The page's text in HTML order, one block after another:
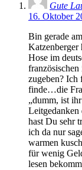
Gute
16. Oktober
Bin gerade
Katzenberger
Hose im
französischen
zugeben?
finde…die
„dumm, ist
Leitgedanken
hast Du sehr
ich da nur
warmen
für wenig
lesen